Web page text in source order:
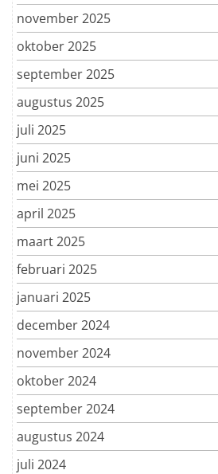
november 2025
oktober 2025
september 2025
augustus 2025
juli 2025
juni 2025
mei 2025
april 2025
maart 2025
februari 2025
januari 2025
december 2024
november 2024
oktober 2024
september 2024
augustus 2024
juli 2024